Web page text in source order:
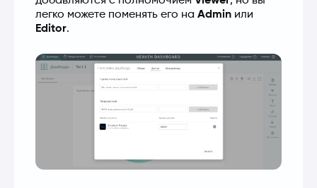
легко можете поменять его на Admin
Editor.